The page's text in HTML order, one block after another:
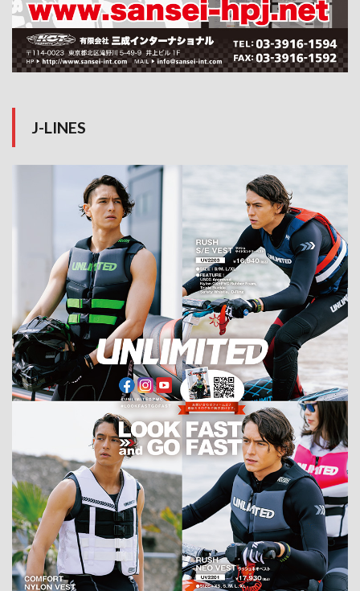
J-LINES